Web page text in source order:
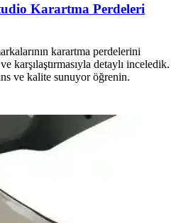
Karartma Perdeleri
karartma perdelerini
karşılaştırmasıyla detaylı inceledik.
ve kalite sunuyor öğrenin.